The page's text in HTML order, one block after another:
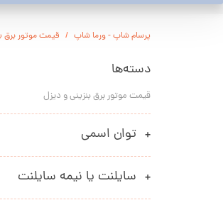
آبسردکن و
ابزار و قطعات
موتور پمپ
پرسام شاپ - ورما شاپ قیمت موتور برق
دسته‌ها
قیمت موتور برق بنزینی و دیزل
توان اسمی
سایلنت یا نیمه سایلنت